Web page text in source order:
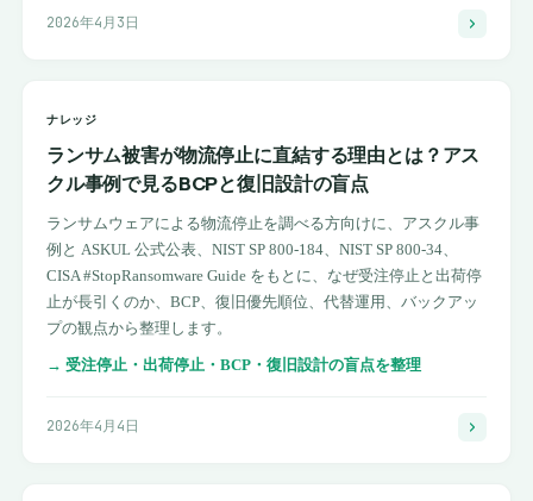
2026年4月3日
ナレッジ
ランサム被害が物流停止に直結する理由とは？アス
クル事例で見るBCPと復旧設計の盲点
ランサムウェアによる物流停止を調べる方向けに、アスクル事
例と ASKUL 公式公表、NIST SP 800-184、NIST SP 800-34、
CISA #StopRansomware Guide をもとに、なぜ受注停止と出荷停
止が長引くのか、BCP、復旧優先順位、代替運用、バックアッ
プの観点から整理します。
→ 受注停止・出荷停止・BCP・復旧設計の盲点を整理
2026年4月4日